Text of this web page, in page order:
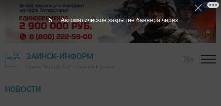
ЗАИНСК-ИНФОРМ
НОВОСТИ
4 Автоматическое закрытие баннера через